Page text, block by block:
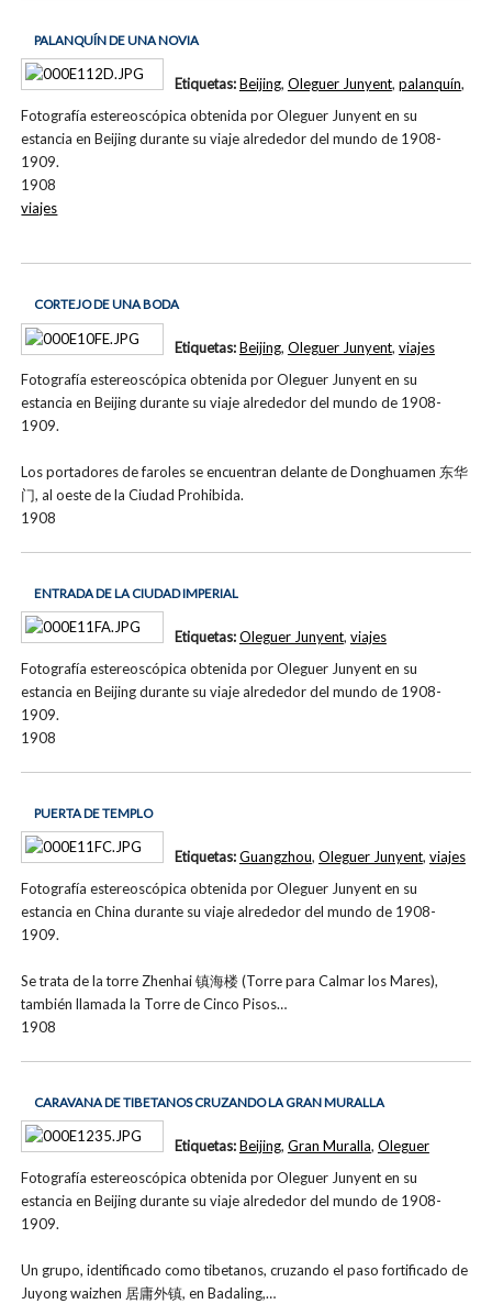
PALANQUÍN DE UNA NOVIA
Fotografía estereoscópica obtenida por Oleguer Junyent en su
estancia en Beijing durante su viaje alrededor del mundo de 1908-
1909.
1908
Etiquetas:Beijing, Oleguer Junyent, palanquín,
viajes
CORTEJO DE UNA BODA
Fotografía estereoscópica obtenida por Oleguer Junyent en su
estancia en Beijing durante su viaje alrededor del mundo de 1908-
1909.
Los portadores de faroles se encuentran delante de Donghuamen 东华
门, al oeste de la Ciudad Prohibida.
1908
Etiquetas:Beijing, Oleguer Junyent, viajes
ENTRADA DE LA CIUDAD IMPERIAL
Fotografía estereoscópica obtenida por Oleguer Junyent en su
estancia en Beijing durante su viaje alrededor del mundo de 1908-
1909.
1908
Etiquetas:Oleguer Junyent, viajes
PUERTA DE TEMPLO
Fotografía estereoscópica obtenida por Oleguer Junyent en su
estancia en China durante su viaje alrededor del mundo de 1908-
1909.
Se trata de la torre Zhenhai 镇海楼 (Torre para Calmar los Mares),
también llamada la Torre de Cinco Pisos…
1908
Etiquetas:Guangzhou, Oleguer Junyent, viajes
CARAVANA DE TIBETANOS CRUZANDO LA GRAN MURALLA
Fotografía estereoscópica obtenida por Oleguer Junyent en su
estancia en Beijing durante su viaje alrededor del mundo de 1908-
1909.
Un grupo, identificado como tibetanos, cruzando el paso fortificado de
Juyong waizhen 居庸外镇, en Badaling,…
Etiquetas:Beijing, Gran Muralla, Oleguer